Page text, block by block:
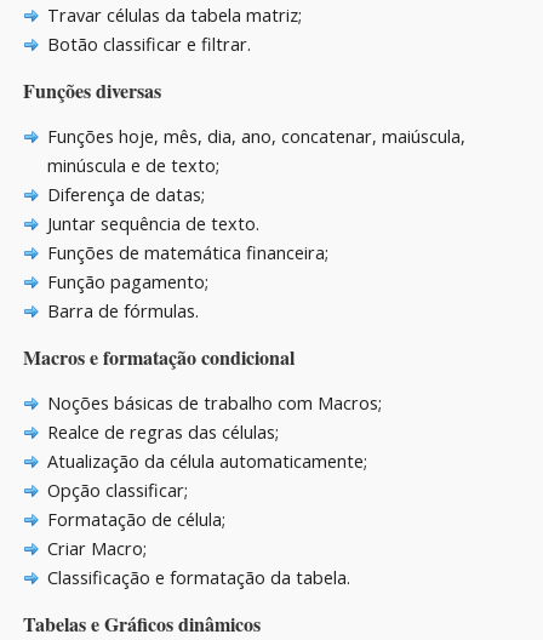
Travar células da tabela matriz;
Botão classificar e filtrar.
Funções diversas
Funções hoje, mês, dia, ano, concatenar, maiúscula,
minúscula e de texto;
Diferença de datas;
Juntar sequência de texto.
Funções de matemática financeira;
Função pagamento;
Barra de fórmulas.
Macros e formatação condicional
Noções básicas de trabalho com Macros;
Realce de regras das células;
Atualização da célula automaticamente;
Opção classificar;
Formatação de célula;
Criar Macro;
Classificação e formatação da tabela.
Tabelas e Gráficos dinâmicos